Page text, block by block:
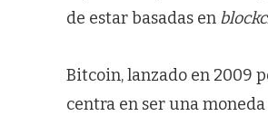
de estar basadas en
Bitcoin, lanzado en 2009
centra en ser una